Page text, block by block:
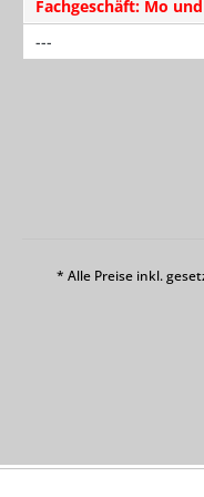
Fachgeschäft: Mo
---
* Alle Preise inkl.